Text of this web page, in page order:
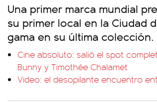
Una primer marca mundial
su primer local en la Ciudad
gama en su última colección.
Cine absoluto: salió el spot
Bunny y Timothée Chalamet
Video: el desopilante encuentro